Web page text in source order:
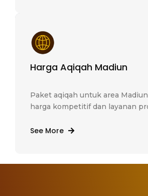
Harga Aqiqah Madiun
Paket aqiqah untuk area
harga kompetitif dan layanan
See More